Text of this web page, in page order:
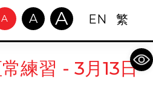
A A A EN 繁
練習 - 3月13日